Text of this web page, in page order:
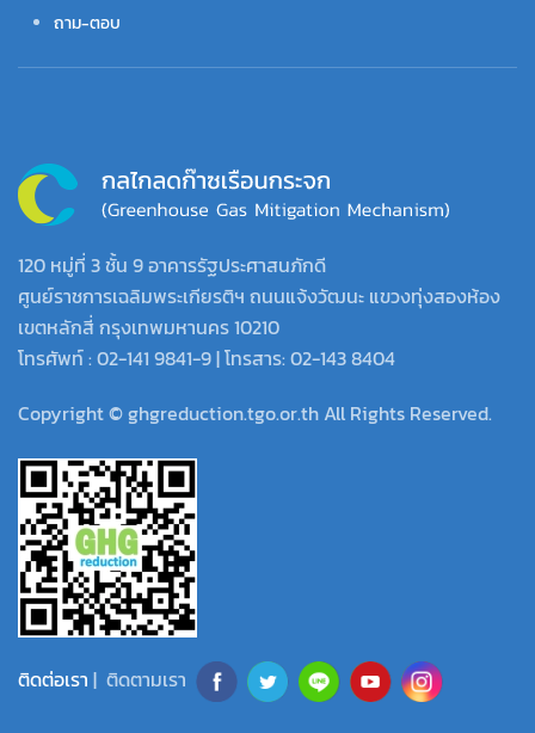
ถาม-ตอบ
120 หมู่ที่ 3 ชั้น 9 อาคารรัฐประศาสนภักดี
ศูนย์ราชการเฉลิมพระเกียรติฯ ถนนแจ้งวัฒนะ แขวงทุ่งสองห้อง
เขตหลักสี่ กรุงเทพมหานคร 10210
โทรศัพท์ : 02-141 9841-9 | โทรสาร: 02-143 8404
Copyright © ghgreduction.tgo.or.th All Rights Reserved.
ติดต่อเรา | ติดตามเรา